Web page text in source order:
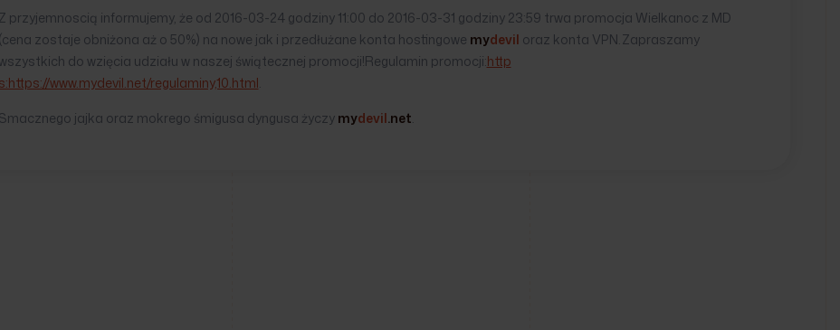
Z przyjemnoscią informujemy, że od 2016-03-24 godziny 11:00 do 2016-03-31 godziny 23:59 trwa promocja Wielkanoc z MD
(cena zostaje obniżona aż o 50%) na nowe jak i przedłużane konta hostingowe mydevil oraz konta VPN.Zapraszamy
do wzięcia udziału w naszej świątecznej promocji!Regulamin promocji:http
s:https://www.mydevil.net/regulaminy,10.html
Smacznego jajka oraz mokrego śmigusa dyngusa życzy mydevil .net